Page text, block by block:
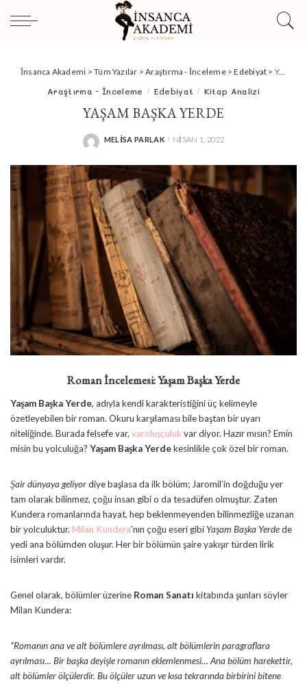
İnsanca Akademi >Tüm Yazılar >Araştırma - İnceleme>Edebiyat > Yaşam Başka Yerde
Araştırma - İnceleme Edebiyat Kitap Analizi
YAŞAM BAŞKA YERDE
POSTED
MELISA PARLAK NISAN 1, 2022
Roman İncelemesi: Yaşam Başka Yerde
Yaşam Başka Yerde, adıyla kendi karakteristiğini üç kelimeyle
özetleyebilen bir roman. Okuru karşılaması bile baştan bir uyarı
niteliğinde. Burada felsefe var, varoluşçuluk var diyor. Hazır mısın? Emin
misin bu yolculuğa? Yaşam Başka Yerdekesinlikle çok özel bir roman.
Şair dünyaya geliyordiye başlasa da ilk bölüm; Jaromil’in doğduğu yer
tam olarak bilinmez, çoğu insan gibi o da tesadüfen olmuştur. Zaten
Kundera romanlarında hayat, hep beklenmeyenden bilinmezliğe uzanan
bir yolculuktur. Milan Kundera’nın çoğu eseri gibi Yaşam Başka Yerdede
yedi ana bölümden oluşur. Her bir bölümün şaire yakışır türden lirik
isimleri vardır.
Genel olarak, bölümler üzerine Roman Sanatı kitabında şunları söyler
Milan Kundera:
“Romanın ana ve alt bölümlere ayrılması, alt bölümlerin paragraflara
ayrılması… Bir başka deyişle romanın eklemlenmesi… Ana bölüm harekettir,
alt bölümler ölçülerdir. Bu ölçüler uzun ve kısa tekrarında birbirini bitene